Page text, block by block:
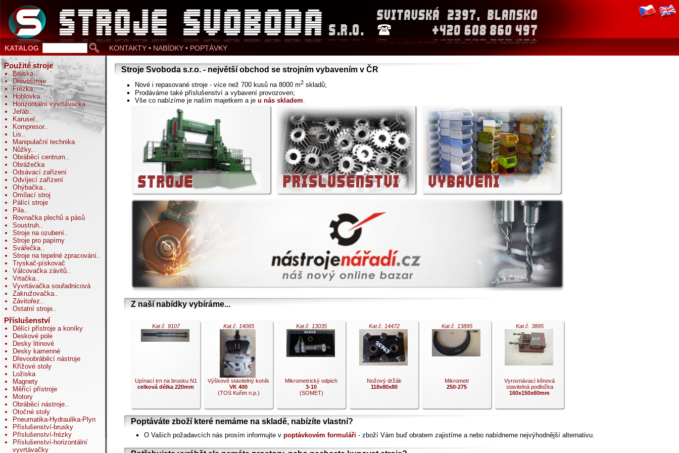
KATALOG KONTAKTY • NABÍDKY • POPTÁVKY
Použité stroje
Bruska..
Dřevostroje
Frézka..
Hoblovka
Horizontální vyvrtávačka..
Jeřáb..
Karusel ..
Kompresor..
Lis..
Manipulační technika
Nůžky..
Obráběcí centrum..
Obrážečka
Odsávací zařízení
Odvíjecí zařízení
Ohýbačka..
Omílací stroj
Pálící stroje
Pila..
Rovnačka plechů a pásů
Soustruh..
Stroje na ozubení..
Stroje pro papírny
Svářečka..
Stroje na tepelné zpracování..
Tryskač-pískovač
Válcovačka závitů..
Vrtačka..
Vyvrtávačka souřadnicová
Zakružovačka..
Závitořez..
Ostatní stroje..
Příslušenství
Dělící přístroje a koníky
Deskové pole
Desky litinové
Desky kamenné
Dřevoobráběcí nástroje
Křížové stoly
Ložiska
Magnety
Měřící přístroje
Motory
Obráběcí nástroje..
Otočné stoly
Pneumatika-Hydraulika-Plyn
Příslušenství-brusky
Příslušenství-frézky
Příslušenství-horizontální
vyvrtávačky
Stroje Svoboda s.r.o. - největší obchod se strojním vybavením v ČR
Nové i repasované stroje - více než 700 kusů na 8000 m2skladů;
Prodáváme také příslušenství a vybavení provozoven;
Vše co nabízíme je naším majetkem a je u nás skladem
Z naší nabídky vybíráme...
Kat.č. 9107
Upínací trn na brusku N1
celková délka 220mm
.
Kat.č. 14065
Výškově stavitelný koník
VK 400
(TOS Kuřim n.p.)
.
Kat.č. 13035
Mikrometrický odpich
3-10
(SOMET)
.
Kat.č. 14472
Nožový držák
118x80x80
.
Kat.č. 13895
Mikrometr
250-275
.
Kat.č. 3895
Vyrovnávací klínová
stavitelná podložka
160x150x60mm
Poptáváte zboží které nemáme na skladě, nabízíte vlastní?
O Vašich požadavcích nás prosím informujte vpoptávkovém formuláři - zboží Vám buď obratem zajistíme a nebo nabídneme nejvýhodnější alternativu.